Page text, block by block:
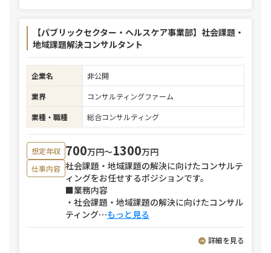
【パブリックセクター・ヘルスケア事業部】社会課題・
地域課題解決コンサルタント
企業名
非公開
業界
コンサルティングファーム
業種・職種
総合コンサルティング
想定年収 700万円〜1300万円
仕事内容 社会課題・地域課題の解決に向けたコンサルテ
ィングをお任せするポジションです。
■業務内容
・社会課題・地域課題の解決に向けたコンサル
ティング⋯もっと見る
詳細を見る